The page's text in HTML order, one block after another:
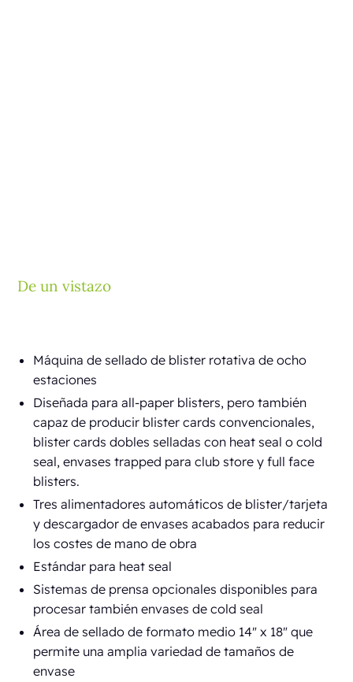
De un vistazo
Máquina de sellado de blister rotativa de ocho
estaciones
Diseñada para all-paper blisters, pero también
capaz de producir blister cards convencionales,
blister cards dobles selladas con heat seal o cold
seal, envases trapped para club store y full face
blisters.
Tres alimentadores automáticos de blister/tarjeta
y descargador de envases acabados para reducir
los costes de mano de obra
Estándar para heat seal
Sistemas de prensa opcionales disponibles para
procesar también envases de cold seal
Área de sellado de formato medio 14" x 18" que
permite una amplia variedad de tamaños de
envase